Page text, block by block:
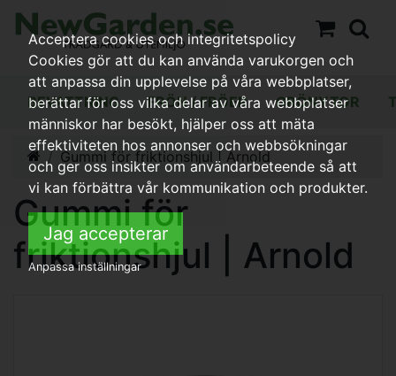
BEVATTNING FRÖN / FRÖER GRÖNYTOR
Gummi för friktionshjul | Arnold
Gummi för
friktionshjul | Arnold
Acceptera cookies och integritetspolicy
Cookies gör att du kan använda varukorgen och
att anpassa din upplevelse på våra webbplatser,
berättar för oss vilka delar av våra webbplatser
människor har besökt, hjälper oss att mäta
effektiviteten hos annonser och webbsökningar
och ger oss insikter om användarbeteende så att
vi kan förbättra vår kommunikation och produkter.
Jag accepterar
Anpassa inställningar